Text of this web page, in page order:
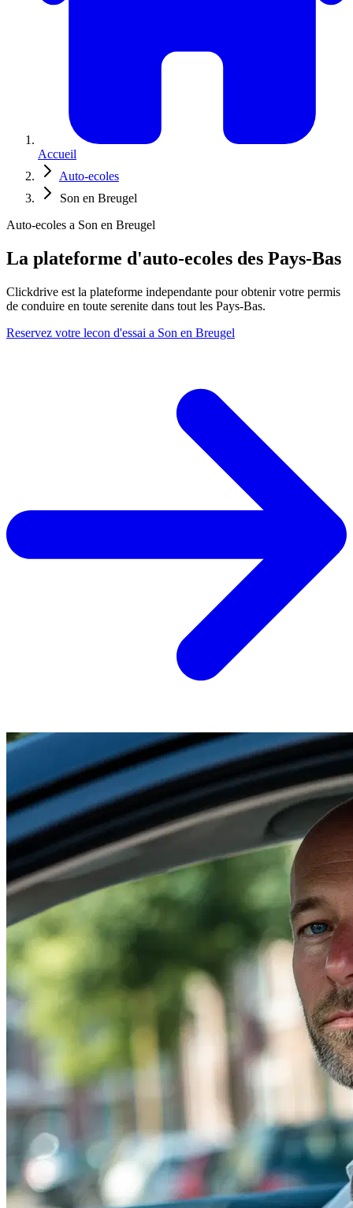
Accueil
Auto-ecoles
Son en Breugel
Auto-ecoles a Son en Breugel
La plateforme d'auto-ecoles des Pays-Bas
Clickdrive est la plateforme independante pour obtenir votre permis
de conduire en toute serenite dans tout les Pays-Bas.
Reservez votre lecon d'essai a Son en Breugel